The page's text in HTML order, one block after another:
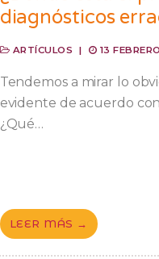
diagnósticos
ARTÍCULOS | 13
Tendemos a mirar lo
evidente de acuerdo
¿Qué…
LEER MÁS →